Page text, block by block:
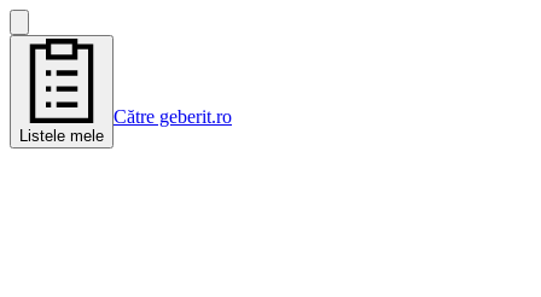
Listele mele
Către geberit.ro